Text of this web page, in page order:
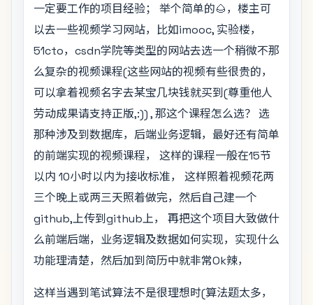
一定要工作的项目经验； 举个简单的🌰，楼主可
以去一些视频学习网站，比如imooc, 实验楼，
51cto，csdn学院等类型的网站去选一个稍微不那
么复杂的视频课程(这些网站的视频有些很贵的，
可以拿着视频名字去某宝几块钱就买到(尊重他人
劳动成果请支持正版,:)) , 那这个课程怎么选？ 选
那种涉及到数据库，后端业务逻辑，最好还有简单
的前端实现的视频课程， 这样的课程一般在15节
以内 10小时以内为接收标准， 这样照着视频花两
三个晚上或两三天照着做完，然后自己建一个
github,上传到github上， 再把这个项目大致做什
么前端后端，业务逻辑及数据如何实现，实现什么
功能理清楚，然后加到简历中就非常Ok辣，
这样当遇到笔试算法不是很理想时(算法题太多，